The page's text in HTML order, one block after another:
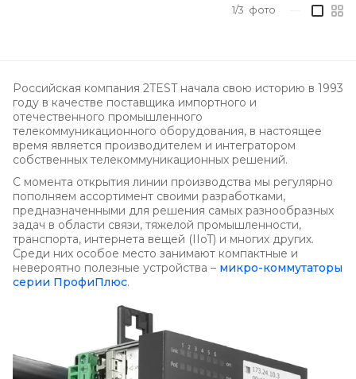
1/3 фото
Российская компания 2TEST начала свою историю в 1993
году в качестве поставщика импортного и
отечественного промышленного
телекоммуникационного оборудования, в настоящее
время является производителем и интегратором
собственных телекоммуникационных решений.
С момента открытия линии производства мы регулярно
пополняем ассортимент своими разработками,
предназначенными для решения самых разнообразных
задач в области связи, тяжелой промышленности,
транспорта, интернета вещей (IIoT) и многих других.
Среди них особое место занимают компактные и
невероятно полезные устройства – микро-коммутаторы
серии ПрофиПлюс.